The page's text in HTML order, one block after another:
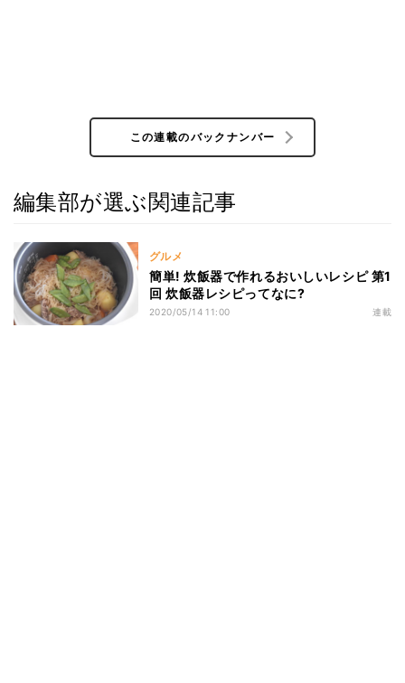
この連載のバックナンバー
編集部が選ぶ関連記事
グルメ
簡単! 炊飯器で作れるおいしいレシピ 第1
回 炊飯器レシピってなに?
2020/05/14 11:00 連載